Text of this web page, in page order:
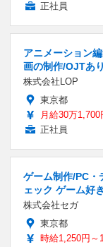
正社員
アニメーション
画の制作/OJTあ
株式会社LOP
東京都
月給30万1,700
正社員
ゲーム制作/PC・
ェック ゲーム好
株式会社セガ
東京都
時給1,250円～